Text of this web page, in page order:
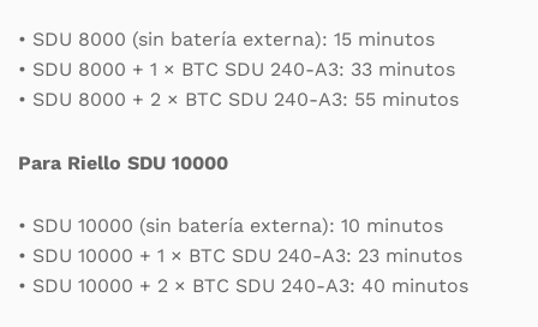
• SDU 8000 (sin batería externa): 15 minutos
• SDU 8000 + 1 × BTC SDU 240-A3: 33 minutos
• SDU 8000 + 2 × BTC SDU 240-A3: 55 minutos
Para Riello SDU 10000
• SDU 10000 (sin batería externa): 10 minutos
• SDU 10000 + 1 × BTC SDU 240-A3: 23 minutos
• SDU 10000 + 2 × BTC SDU 240-A3: 40 minutos